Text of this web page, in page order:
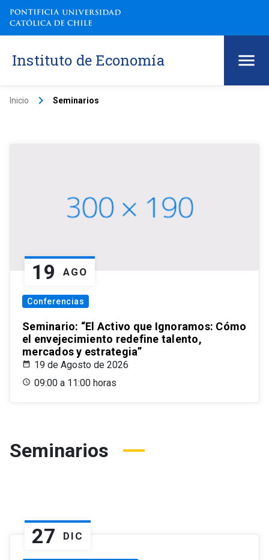
Instituto de Economía
Inicio keyboard_arrow_right Seminarios
19 AGO
Conferencias
Seminario: “El Activo que Ignoramos: Cómo
el envejecimiento redefine talento,
mercados y estrategia”
19 de Agosto de 2026
09:00 a 11:00 horas
Seminarios
27 DIC